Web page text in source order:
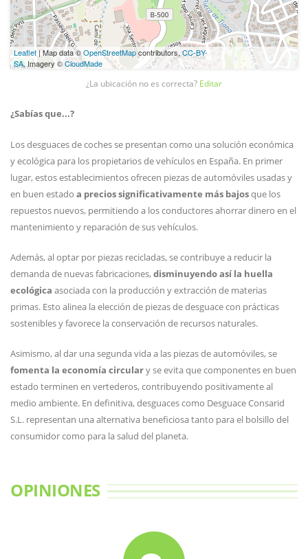
Leaflet| Map data ©OpenStreetMapcontributors,CC-BY-
SA, Imagery ©CloudMade
¿La ubicación no es correcta? Editar
¿Sabías que...?
Los desguaces de coches se presentan como una solución económica
y ecológica para los propietarios de vehículos en España. En primer
lugar, estos establecimientos ofrecen piezas de automóviles usadas y
en buen estado a precios significativamente más bajosque los
repuestos nuevos, permitiendo a los conductores ahorrar dinero en el
mantenimiento y reparación de sus vehículos.
Además, al optar por piezas recicladas, se contribuye a reducir la
demanda de nuevas fabricaciones,disminuyendo así la huella
ecológica asociada con la producción y extracción de materias
primas. Esto alinea la elección de piezas de desguace con prácticas
sostenibles y favorece la conservación de recursos naturales.
Asimismo, al dar una segunda vida a las piezas de automóviles, se
fomenta la economía circulary se evita que componentes en buen
estado terminen en vertederos, contribuyendo positivamente al
medio ambiente. En definitiva, desguaces como Desguace Consarid
S.L. representan una alternativa beneficiosa tanto para el bolsillo del
consumidor como para la salud del planeta.
OPINIONES